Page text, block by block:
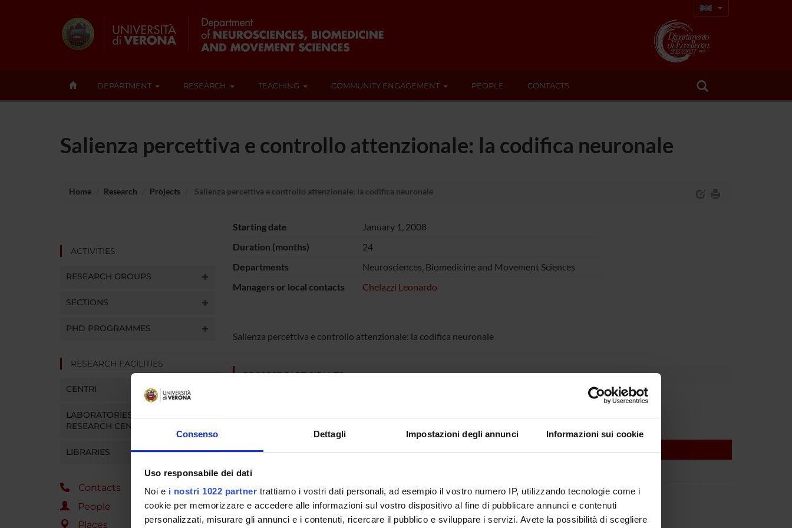
Consenso Dettagli Impostazioni degli annunci Informazioni sui cookie
Uso responsabile dei dati
Noi e i nostri 1022 partner trattiamo i vostri dati personali, ad esempio il vostro numero IP, utilizzando tecnologie come i
cookie per memorizzare e accedere alle informazioni sul vostro dispositivo al fine di pubblicare annunci e contenuti
personalizzati, misurare gli annunci e i contenuti, ricercare il pubblico e sviluppare i servizi. Avete la possibilità di scegliere
DEPARTMENT RESEARCH TEACHING COMMUNITY ENGAGEMENT PEOPLE CONTACTS
Salienza percettiva e controllo attenzionale: la codifica neuronale
Home Research Projects Salienza percettiva e controllo attenzionale: la codifica neuronale
ACTIVITIES
RESEARCH GROUPS
SECTIONS
PHD PROGRAMMES
RESEARCH FACILITIES
CENTRI
LABORATORIES AND
RESEARCH CENTRES
LIBRARIES
Contacts
People
Places
Starting date
January 1, 2008
Duration (months)
24
Departments
Neurosciences, Biomedicine and Movement Sciences
Managers or local contacts
Chelazzi Leonardo
Salienza percettiva e controllo attenzionale: la codifica neuronale
PROJECT PARTICIPANTS
SECTIONS
Physiology and Psychology Section